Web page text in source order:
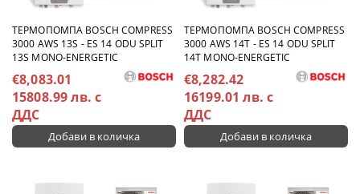
TЕРМОПОМПА BOSCH COMPRESS
3000 AWS 13S - ES 14 ODU SPLIT
13S MONO-ENERGETIC
€8,083.01
15808.99 лв. с
ДДС
TЕРМОПОМПА BOSCH COMPRESS
3000 AWS 14T - ES 14 ODU SPLIT
14T MONO-ENERGETIC
€8,282.42
16199.01 лв. с
ДДС